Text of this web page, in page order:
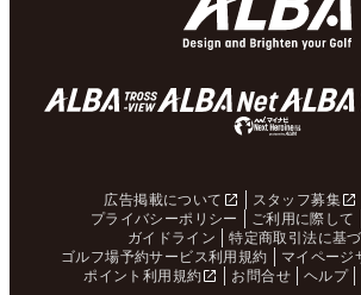
広告掲載について スタッフ募集
プライバシーポリシー
ご利用に際して
ガイドライン
特定商取引法に基
ゴルフ場予約サービス利用規約
マイページ
ポイント利用規約
お問合せ ヘルプ